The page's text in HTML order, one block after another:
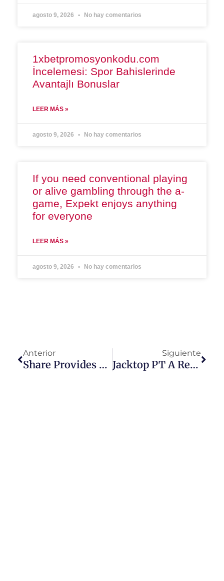
agosto 9, 2026 No hay comentarios
1xbetpromosyonkodu.com
İncelemesi: Spor Bahislerinde
Avantajlı Bonuslar
LEER MÁS »
agosto 9, 2026 No hay comentarios
If you need conventional playing
or alive gambling through the a-
game, Expekt enjoys anything
for everyone
LEER MÁS »
agosto 9, 2026 No hay comentarios
Anterior
Share Provides Fifteen Roulette Game, Along With A Unique Roulette Game, Double Basketball Roulette, And You May Super Roulette
Siguiente
Jacktop PT A Revolução Em Elevadores Que Transcendem Espaços